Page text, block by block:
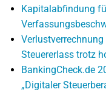
Kapitalabfindung
Steuererlass trotz
BankingCheck.de
„Digitaler